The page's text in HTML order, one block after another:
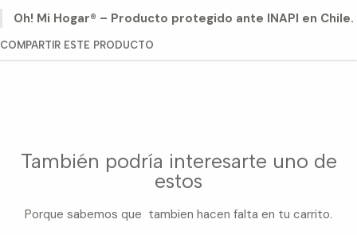
Oh! Mi Hogar® – Producto protegido ante INAPI en Chile.
COMPARTIR ESTE PRODUCTO
También podría interesarte uno de
estos
Porque sabemos que tambien hacen falta en tu carrito.